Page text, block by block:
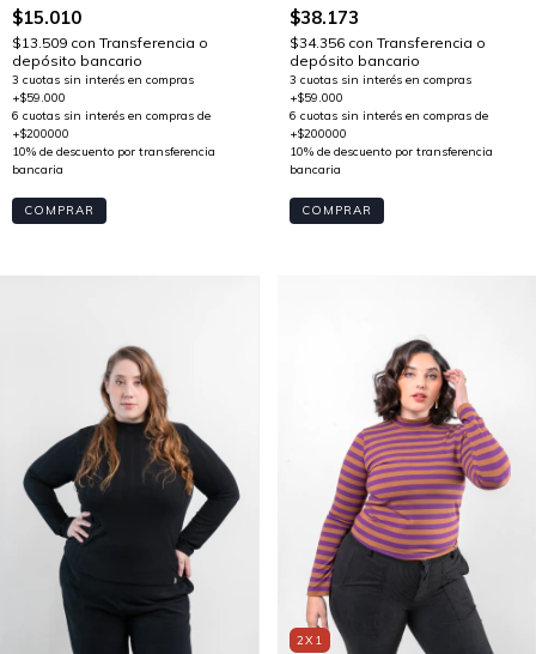
$15.010
$13.509 con Transferencia o
depósito bancario
$38.173
$34.356 con Transferencia o
depósito bancario
COMPRAR
2X1